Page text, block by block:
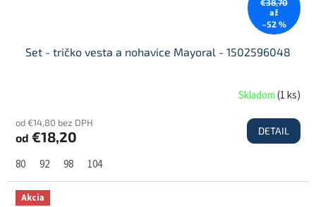
až
–52 %
Set - tričko vesta a nohavice Mayoral - 1502596048
Skladom(1 ks)
od €14,80 bez DPH
od €18,20 DETAIL
80 92 98 104
Akcia